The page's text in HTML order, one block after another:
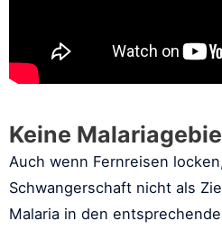
Keine
Auch wenn Fernreisen
Schwangerschaft nicht als
Malaria in den